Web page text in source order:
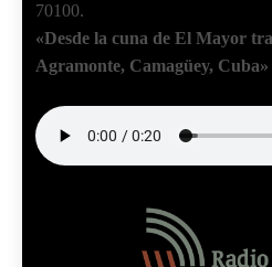
70100.
«Desde la cuna de El Mayor
Agramonte, Camagüey, Cuba»